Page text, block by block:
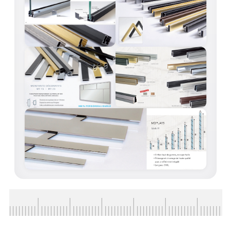
CATALOGUE DE PROFILS ET FIXATION DU
VERRE
LES FIXATIONS POUR MIROIR
LES PROFILS PAROI DE VERRE
VITRINE EN VERRE
CONNECTEURS ET ASSEMBLAGE DE VERRES
PLATS ET CORNIÈRES
LES CHARNIÈRES DE PORTE EN VERRE
BARRES DE STABILISATION